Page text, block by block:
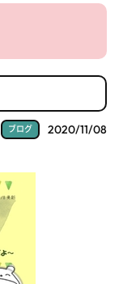
ブログ 2020/11/08